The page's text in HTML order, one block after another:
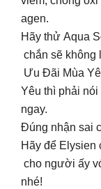
agen.
Hãy thử Aqua
chắn sẽ không
Ưu Đãi Mùa
Yêu thì phải nói
ngay.
Đúng nhận sai
Hãy để Elysien
cho người ấy
nhé!